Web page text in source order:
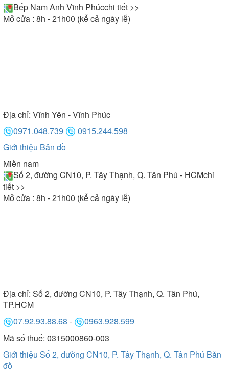
Bếp Nam Anh Vĩnh Phúcchi tiết >>
Mở cửa : 8h - 21h00 (kể cả ngày lễ)
Địa chỉ: Vĩnh Yên - Vĩnh Phúc
0971.048.739
0915.244.598
Giới thiệu Bản đồ
Miền nam
Số 2, đường CN10, P. Tây Thạnh, Q. Tân Phú - HCMchi
tiết >>
Mở cửa : 8h - 21h00 (kể cả ngày lễ)
Địa chỉ: Số 2, đường CN10, P. Tây Thạnh, Q. Tân Phú,
TP.HCM
07.92.93.88.68 -
0963.928.599
Mã số thuế: 0315000860-003
Giới thiệu Số 2, đường CN10, P. Tây Thạnh, Q. Tân Phú Bản
đồ